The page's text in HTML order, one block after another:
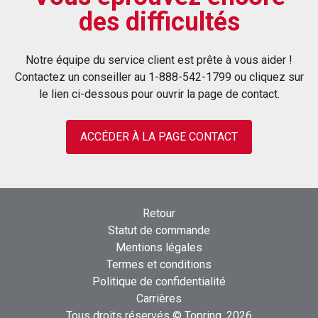
série 5 directement à la sortie du compresseur.
Un tuyau antivibrations et un réservoir doivent
protéger de la chaleur excessive et des forces
de dilatation.
Couper droit, sans laisser d’ébarbures, le tuyau
rigide de nylon de 28 mm.
Insérer l’extrémité la plus courte dans le tuyau.
Insérer fermement le tuyau et le convertisseur
dans l’ouverture centrale du raccord en Té.
L’introduction doit être complète pour bien placer le
convertisseur et ainsi créer un joint parfaitement
des difficultés
Notre équipe du service client est prête à vous aider !
Contactez un conseiller au 1-888-542-1799 ou cliquez sur
le lien ci-dessous pour ouvrir la page de contact.
ACCÉDER À LA PAGE CONTACT
Retour
Statut de commande
Mentions légales
Termes et conditions
Politique de confidentialité
Carrières